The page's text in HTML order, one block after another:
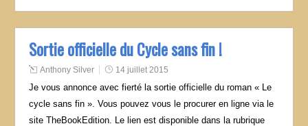
Sortie officielle du Cycle sans fin !
Anthony Silver 14 juillet 2015
Je vous annonce avec fierté la sortie officielle du roman « Le
cycle sans fin ». Vous pouvez vous le procurer en ligne via le
site TheBookEdition. Le lien est disponible dans la rubrique